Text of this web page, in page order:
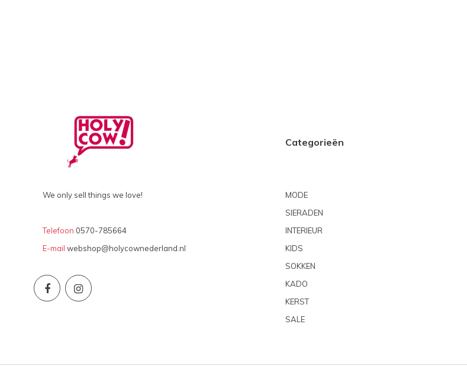
We only sell things we love!
Telefoon 0570-785664
E-mail webshop@holycownederland.nl
Categorieën
MODE
SIERADEN
INTERIEUR
KIDS
SOKKEN
KADO
KERST
SALE